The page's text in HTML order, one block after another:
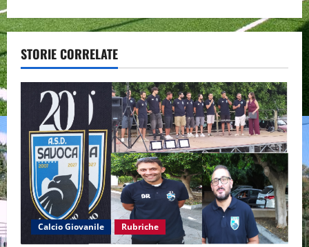
n
a
v
g
a
STORIE CORRELATE
Calcio Giovanile Rubriche